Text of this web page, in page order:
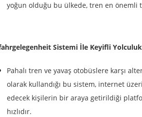
yoğun olduğu bu ülkede, tren en önemli
Sistemi İle Keyifli Yolculuk
Pahalı tren ve yavaş otobüslere karşı
olarak kullandığı bu sistem, internet
edecek kişilerin bir araya getirildiği
hızlıdır.